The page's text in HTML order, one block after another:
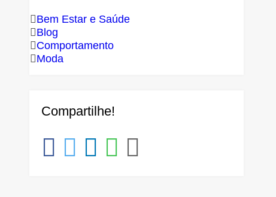
Bem Estar e Saúde
Blog
Comportamento
Moda
Compartilhe!